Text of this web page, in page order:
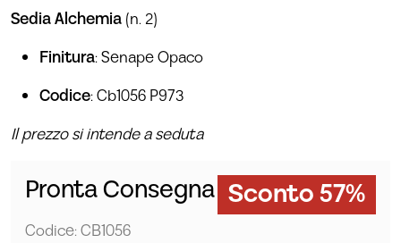
Sedia Alchemia (n. 2)
Finitura: Senape Opaco
Codice: Cb1056 P973
Il prezzo si intende a seduta
Pronta Consegna Sconto 57%
Codice: CB1056